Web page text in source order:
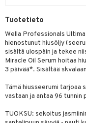
Tuotetieto
Wella Professionals
hienostunut hiusöljy
sisältä ulospäin ja tekee
Miracle Oil Serum hoitaa
3 päivää*. Sisältää
Tämä hiusseerumi tarjoaa
vastaan ja antaa 96 tunnin
TUOKSU: sekoitus
Päivävoide
poisto
hoito
& saippuat
& Viikset
poisto
hoito
10
1: Puhdistus
3: Kosteutus
ja naamiot
Elixir
& vastauksia